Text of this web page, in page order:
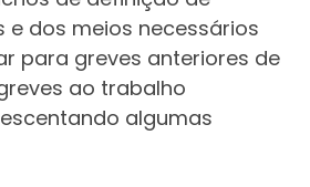
e dos meios necessários
para greves anteriores de
ao trabalho
algumas